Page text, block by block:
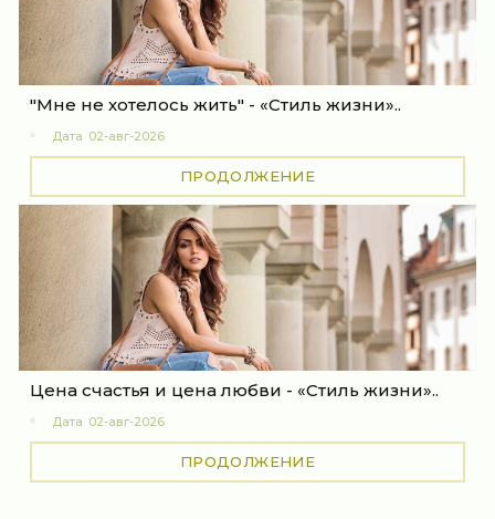
"Мне не хотелось жить" - «Стиль жизни»..
Дата 02-авг-2026
ПРОДОЛЖЕНИЕ
Цена счастья и цена любви - «Стиль жизни»..
Дата 02-авг-2026
ПРОДОЛЖЕНИЕ